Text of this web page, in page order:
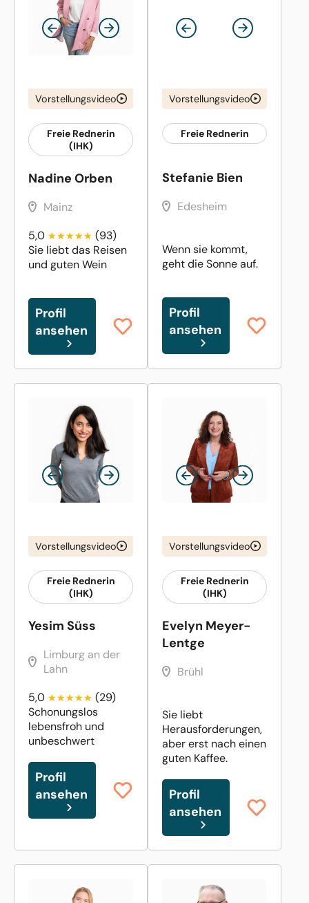
Vorstellungsvideo
Freie Rednerin
(IHK)
Nadine Orben
Mainz
5,0
(93)
Sie liebt das Reisen
und guten Wein
Profil
ansehen
Vorstellungsvideo
Freie Rednerin
Stefanie Bien
Edesheim
Wenn sie kommt,
geht die Sonne auf.
Profil
ansehen
Vorstellungsvideo
Freie Rednerin
(IHK)
Yesim Süss
Limburg an der
Lahn
5,0
(29)
Schonungslos
lebensfroh und
unbeschwert
Profil
ansehen
Vorstellungsvideo
Freie Rednerin
(IHK)
Evelyn Meyer-
Lentge
Brühl
Sie liebt
Herausforderungen,
aber erst nach einen
guten Kaffee.
Profil
ansehen